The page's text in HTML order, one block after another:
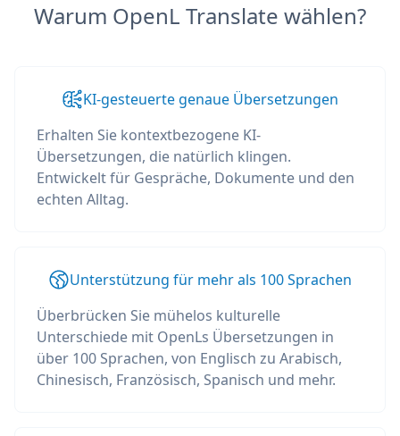
Warum OpenL Translate wählen?
KI-gesteuerte genaue Übersetzungen
Erhalten Sie kontextbezogene KI-
Übersetzungen, die natürlich klingen.
Entwickelt für Gespräche, Dokumente und den
echten Alltag.
Unterstützung für mehr als 100 Sprachen
Überbrücken Sie mühelos kulturelle
Unterschiede mit OpenLs Übersetzungen in
über 100 Sprachen, von Englisch zu Arabisch,
Chinesisch, Französisch, Spanisch und mehr.